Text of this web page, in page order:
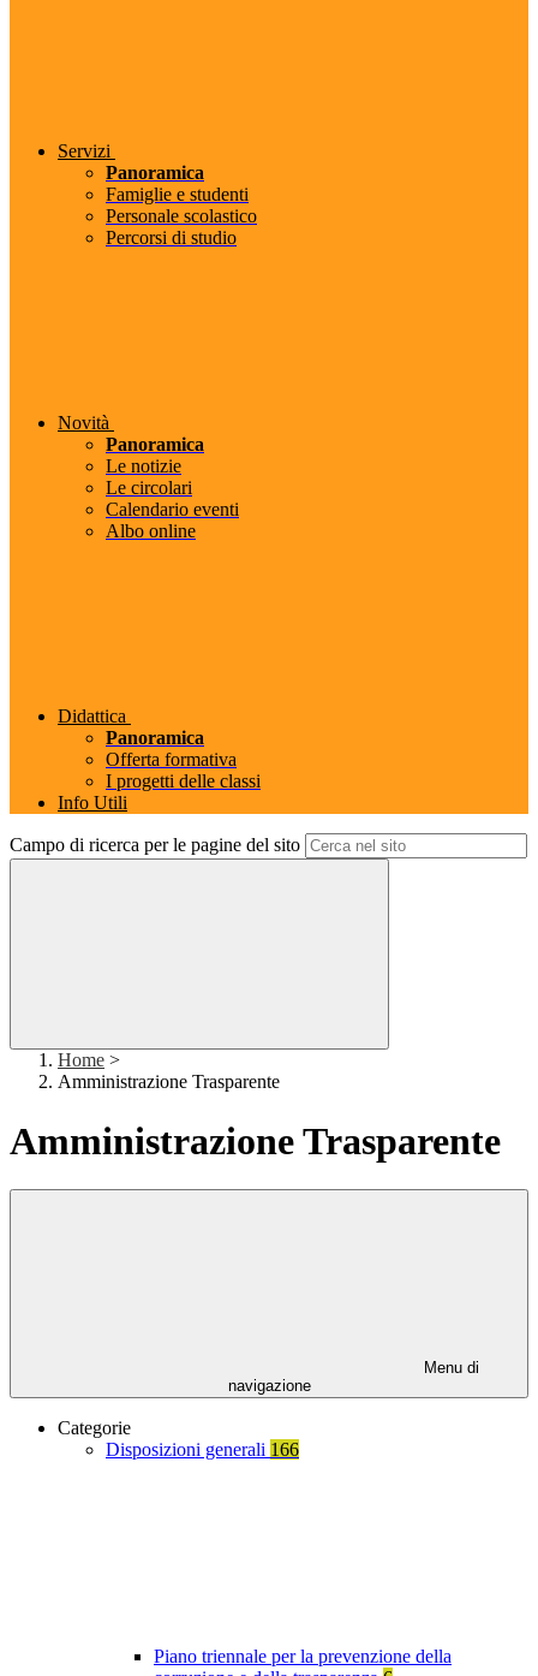
Servizi
Panoramica
Famiglie e studenti
Personale scolastico
Percorsi di studio
Novità
Panoramica
Le notizie
Le circolari
Calendario eventi
Albo online
Didattica
Panoramica
Offerta formativa
I progetti delle classi
Info Utili
Campo di ricerca per le pagine del sito
Home >
Amministrazione Trasparente
Amministrazione Trasparente
Menu di
navigazione
Categorie
Disposizioni generali 166
Piano triennale per la prevenzione della